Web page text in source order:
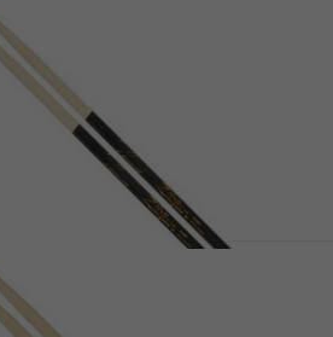
Hickory Dip 7A